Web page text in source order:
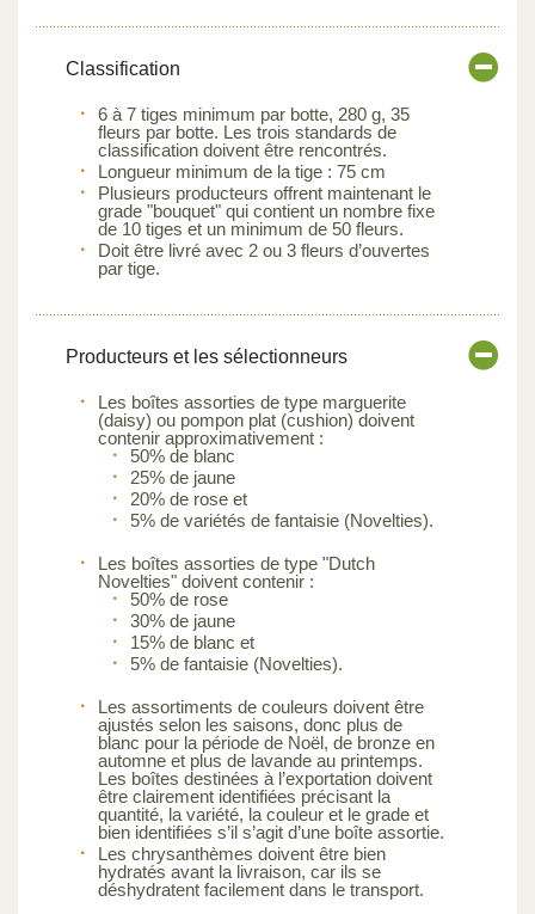
Classification
6 à 7 tiges minimum par botte, 280 g, 35
fleurs par botte. Les trois standards de
classification doivent être rencontrés.
Longueur minimum de la tige : 75 cm
Plusieurs producteurs offrent maintenant le
grade "bouquet" qui contient un nombre fixe
de 10 tiges et un minimum de 50 fleurs.
Doit être livré avec 2 ou 3 fleurs d’ouvertes
par tige.
Producteurs et les sélectionneurs
Les boîtes assorties de type marguerite
(daisy) ou pompon plat (cushion) doivent
contenir approximativement :
50% de blanc
25% de jaune
20% de rose et
5% de variétés de fantaisie (Novelties).
Les boîtes assorties de type "Dutch
Novelties" doivent contenir :
50% de rose
30% de jaune
15% de blanc et
5% de fantaisie (Novelties).
Les assortiments de couleurs doivent être
ajustés selon les saisons, donc plus de
blanc pour la période de Noël, de bronze en
automne et plus de lavande au printemps.
Les boîtes destinées à l’exportation doivent
être clairement identifiées précisant la
quantité, la variété, la couleur et le grade et
bien identifiées s’il s’agit d’une boîte assortie.
Les chrysanthèmes doivent être bien
hydratés avant la livraison, car ils se
déshydratent facilement dans le transport.